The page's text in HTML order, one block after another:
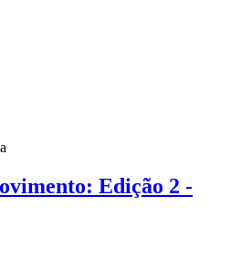
Edição 2 -